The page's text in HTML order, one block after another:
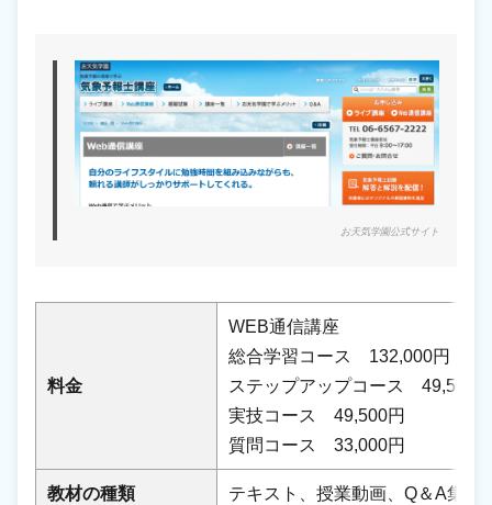
お天気学園公式サイト
料金
WEB通信講座
総合学習コース 132,000円
ステップアップコース 49,500円
実技コース 49,500円
質問コース 33,000円
教材の種類 テキスト、授業動画、Q＆A集等